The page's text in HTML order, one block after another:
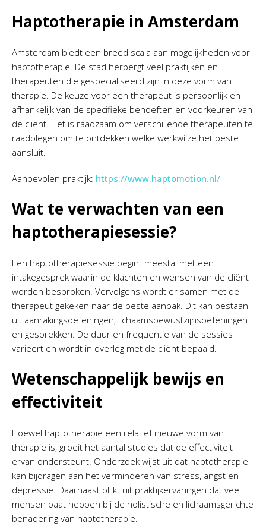
Haptotherapie in Amsterdam
Amsterdam biedt een breed scala aan mogelijkheden voor
haptotherapie. De stad herbergt veel praktijken en
therapeuten die gespecialiseerd zijn in deze vorm van
therapie. De keuze voor een therapeut is persoonlijk en
afhankelijk van de specifieke behoeften en voorkeuren van
de cliënt. Het is raadzaam om verschillende therapeuten te
raadplegen om te ontdekken welke werkwijze het beste
aansluit.
Aanbevolen praktijk: https://www.haptomotion.nl/
Wat te verwachten van een
haptotherapiesessie?
Een haptotherapiesessie begint meestal met een
intakegesprek waarin de klachten en wensen van de cliënt
worden besproken. Vervolgens wordt er samen met de
therapeut gekeken naar de beste aanpak. Dit kan bestaan
uit aanrakingsoefeningen, lichaamsbewustzijnsoefeningen
en gesprekken. De duur en frequentie van de sessies
varieert en wordt in overleg met de cliënt bepaald.
Wetenschappelijk bewijs en
effectiviteit
Hoewel haptotherapie een relatief nieuwe vorm van
therapie is, groeit het aantal studies dat de effectiviteit
ervan ondersteunt. Onderzoek wijst uit dat haptotherapie
kan bijdragen aan het verminderen van stress, angst en
depressie. Daarnaast blijkt uit praktijkervaringen dat veel
mensen baat hebben bij de holistische en lichaamsgerichte
benadering van haptotherapie.